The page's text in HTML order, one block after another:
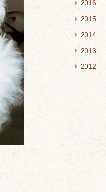
2016
2015
2014
2013
2012